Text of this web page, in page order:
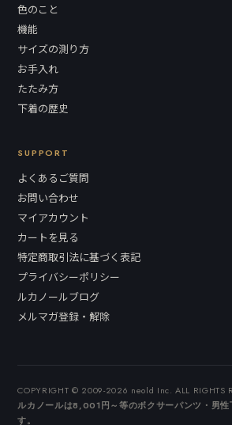
色のこと
機能
サイズの測り方
お手入れ
たたみ方
下着の歴史
SUPPORT
よくあるご質問
お問い合わせ
マイアカウント
カートを見る
特定商取引法に基づく表記
プライバシーポリシー
ルカノールブログ
メルマガ登録・解除
COPYRIGHT © 2009-2026 neold Inc. ALL RIGHTS
ルカノールは8,001円～等のボクサーパンツ・男
す。